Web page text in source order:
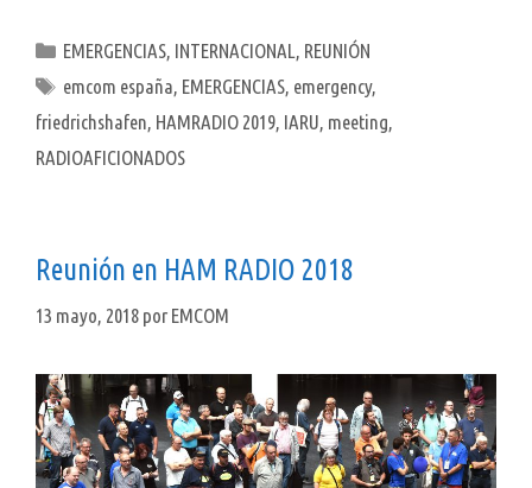
Categorías
EMERGENCIAS, INTERNACIONAL, REUNIÓN
Etiquetas
emcom españa, EMERGENCIAS, emergency,
friedrichshafen, HAMRADIO 2019, IARU, meeting,
RADIOAFICIONADOS
Reunión en HAM RADIO 2018
13 mayo, 2018 por EMCOM